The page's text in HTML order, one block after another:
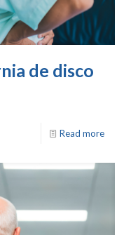
de disco
Read more